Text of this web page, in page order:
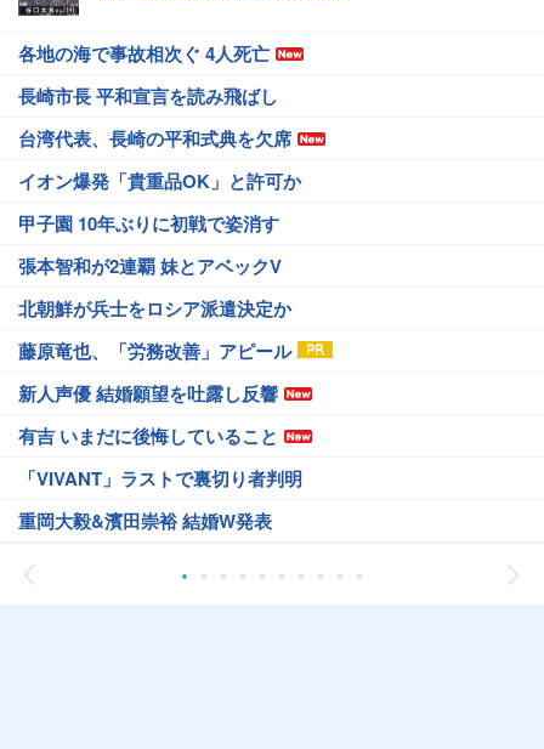
各地の海で事故相次ぐ 4人死亡
長崎市長 平和宣言を読み飛ばし
台湾代表、長崎の平和式典を欠席
イオン爆発「貴重品OK」と許可か
甲子園 10年ぶりに初戦で姿消す
張本智和が2連覇 妹とアベックV
北朝鮮が兵士をロシア派遣決定か
藤原竜也、「労務改善」アピール
新人声優 結婚願望を吐露し反響
有吉 いまだに後悔していること
「VIVANT」ラストで裏切り者判明
重岡大毅&濱田崇裕 結婚W発表